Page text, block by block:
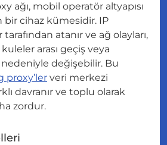
ağı, mobil operatör altyapısı
bir cihaz kümesidir. IP
atanır ve ağ olayları,
arası geçiş veya
nedeniyle değişebilir. Bu
proxy’ler veri merkezi
davranır ve toplu olarak
zordur.